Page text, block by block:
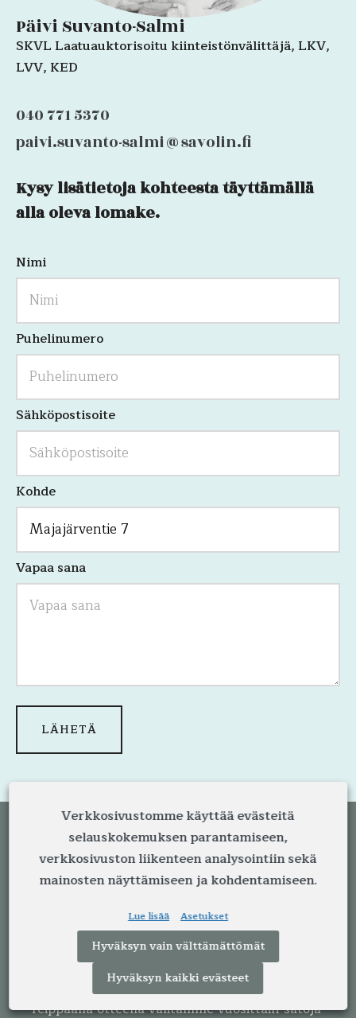
Päivi Suvanto-Salmi
SKVL Laatuauktorisoitu kiinteistönvälittäjä, LKV,
LVV, KED
040 771 5370
paivi.suvanto-salmi@savolin.fi
X/Twitter
Kenttä
on
validointitarkoituksiin
tulee
jättää
koskemattomaksi.
Kysy lisätietoja kohteesta täyttämällä
alla oleva lomake.
Nimi
Puhelinumero
Sähköpostisoite
Kohde
Vapaa sana
LKV Savolin on lämmin ja moderni
kiinteistönvälitystoimisto Jyväskylässä. Meillä
on yli neljän vuosikymmenen kokemus
välityksestä. Kokemuksella, ammattitaidolla ja
reippaalla otteella välitämme vuosittain satoja
Verkkosivustomme käyttää evästeitä
selauskokemuksen parantamiseen,
verkkosivuston liikenteen analysointiin sekä
mainosten näyttämiseen ja kohdentamiseen.
Lue lisää Asetukset
Hyväksyn vain välttämättömät
Hyväksyn kaikki evästeet